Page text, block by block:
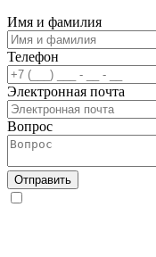
Имя и фамилия
Телефон
Электронная почта
Вопрос
Отправить